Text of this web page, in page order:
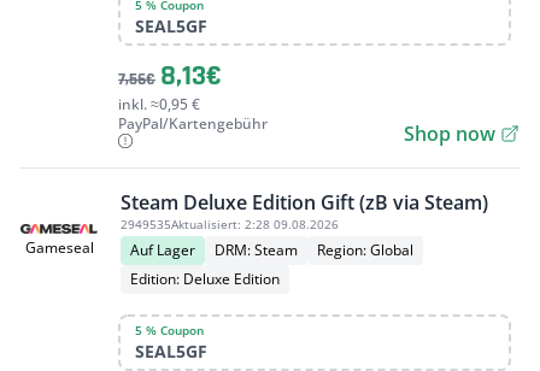
5 % Coupon
SEAL5GF
7,56€ 8,13€
inkl. ≈0,95 €
PayPal/Kartengebühr
Shop now
Gameseal
Steam Deluxe Edition Gift (zB via Steam)
2949535Aktualisiert: 2:28 09.08.2026
Auf Lager DRM: Steam
Region: Global
Edition: Deluxe Edition
5 % Coupon
SEAL5GF